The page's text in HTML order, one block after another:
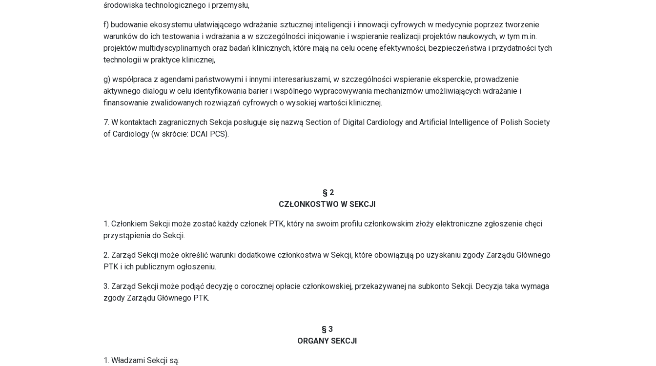
środowiska technologicznego i przemysłu,
f) budowanie ekosystemu ułatwiającego wdrażanie sztucznej inteligencji i innowacji cyfrowych w medycynie poprzez tworzenie
warunków do ich testowania i wdrażania a w szczególności inicjowanie i wspieranie realizacji projektów naukowych, w tym m.in.
projektów multidyscyplinarnych oraz badań klinicznych, które mają na celu ocenę efektywności, bezpieczeństwa i przydatności tych
technologii w praktyce klinicznej,
g) współpraca z agendami państwowymi i innymi interesariuszami, w szczególności wspieranie eksperckie, prowadzenie
aktywnego dialogu w celu identyfikowania barier i wspólnego wypracowywania mechanizmów umożliwiających wdrażanie i
finansowanie zwalidowanych rozwiązań cyfrowych o wysokiej wartości klinicznej.
7. W kontaktach zagranicznych Sekcja posługuje się nazwą Section of Digital Cardiology and Artificial Intelligence of Polish Society
of Cardiology (w skrócie: DCAI PCS).
§ 2
CZŁONKOSTWO W SEKCJI
1. Członkiem Sekcji może zostać każdy członek PTK, który na swoim profilu członkowskim złoży elektroniczne zgłoszenie chęci
przystąpienia do Sekcji.
2. Zarząd Sekcji może określić warunki dodatkowe członkostwa w Sekcji, które obowiązują po uzyskaniu zgody Zarządu Głównego
PTK i ich publicznym ogłoszeniu.
3. Zarząd Sekcji może podjąć decyzję o corocznej opłacie członkowskiej, przekazywanej na subkonto Sekcji. Decyzja taka wymaga
zgody Zarządu Głównego PTK.
§ 3
ORGANY SEKCJI
1. Władzami Sekcji są: